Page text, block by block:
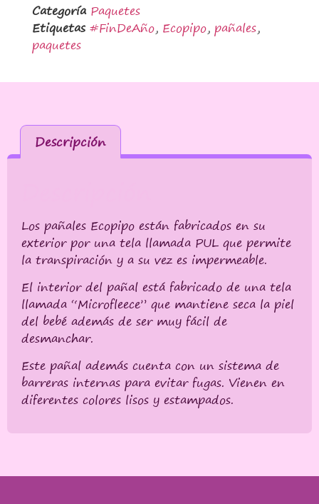
Categoría Paquetes
Etiquetas #FinDeAño, Ecopipo, pañales,
paquetes
Descripción
Los pañales Ecopipo están fabricados en su
exterior por una tela llamada PUL que permite
la transpiración y a su vez es impermeable.
El interior del pañal está fabricado de una tela
llamada “Microfleece” que mantiene seca la piel
del bebé además de ser muy fácil de
desmanchar.
Este pañal además cuenta con un sistema de
barreras internas para evitar fugas. Vienen en
diferentes colores lisos y estampados.